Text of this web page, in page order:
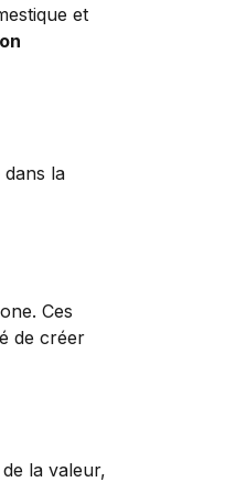
et
dans la
Ces
de créer
la valeur,